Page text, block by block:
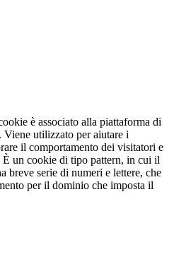
è associato alla piattaforma di
utilizzato per aiutare i
il comportamento dei visitatori e
È un cookie di tipo pattern, in cui il
breve serie di numeri e lettere, che
per il dominio che imposta il